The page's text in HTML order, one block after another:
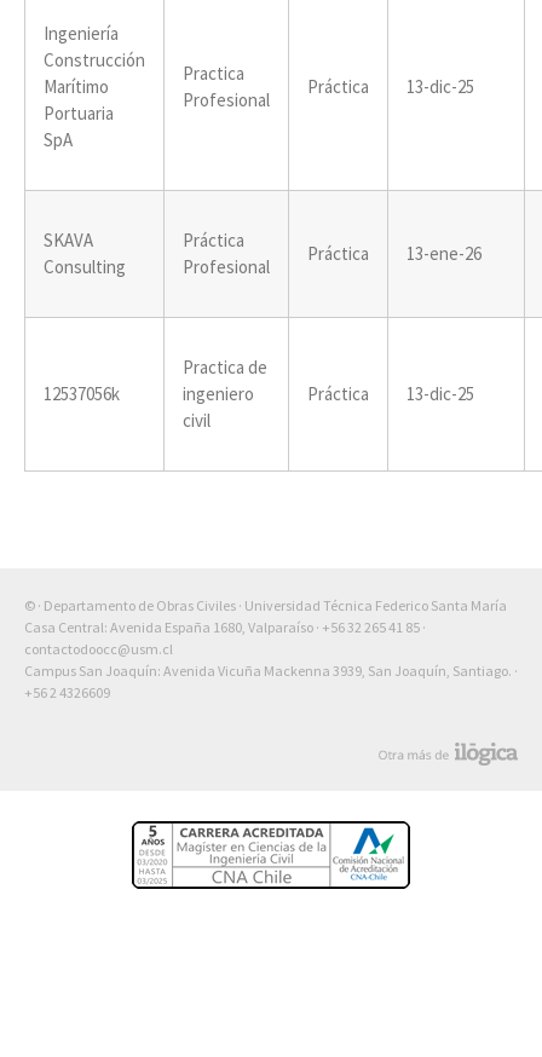
Ingeniería
Construcción
Marítimo
Portuaria
SpA
Practica
Profesional
Práctica 13-dic-25
SKAVA
Consulting
Práctica
Profesional
Práctica 13-ene-26
12537056k
Practica de
ingeniero
civil
Práctica 13-dic-25
© · Departamento de Obras Civiles · Universidad Técnica Federico Santa María
Casa Central: Avenida España 1680, Valparaíso · +56 32 265 41 85 ·
contactodoocc@usm.cl
Campus San Joaquín: Avenida Vicuña Mackenna 3939, San Joaquín, Santiago. ·
+56 2 4326609